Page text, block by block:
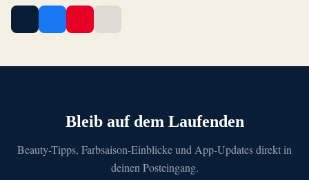
Bleib auf dem Laufenden
Beauty-Tipps, Farbsaison-Einblicke und App-Updates direkt in
deinen Posteingang.